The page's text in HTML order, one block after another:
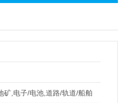
矿,电子/电池,道路/轨道/船舶